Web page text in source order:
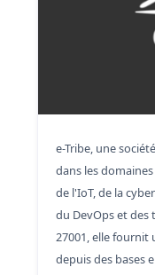
e-Tribe, une
dans les
de l'IoT, de la
du DevOps et des
27001, elle
depuis des bases